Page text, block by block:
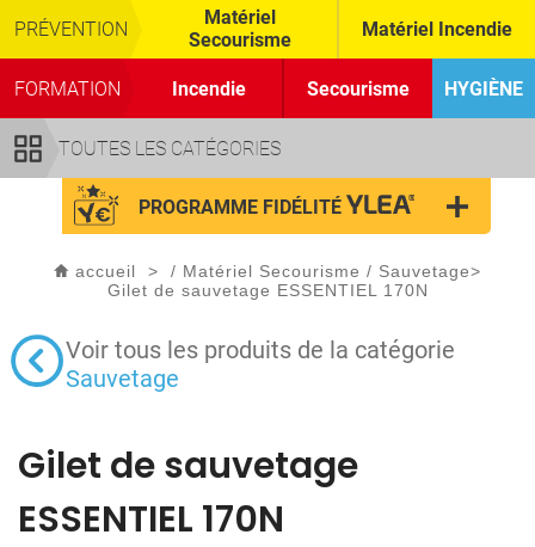
TOUTES LES CATÉGORIES
PRÉVENTION
Matériel
Secourisme
Matériel Incendie
FORMATION Incendie Secourisme HYGIÈNE
PROGRAMME FIDÉLITÉ
accueil > / Matériel Secourisme / Sauvetage>
Gilet de sauvetage ESSENTIEL 170N
Voir tous les produits de la catégorie
Sauvetage
Gilet de sauvetage
ESSENTIEL 170N